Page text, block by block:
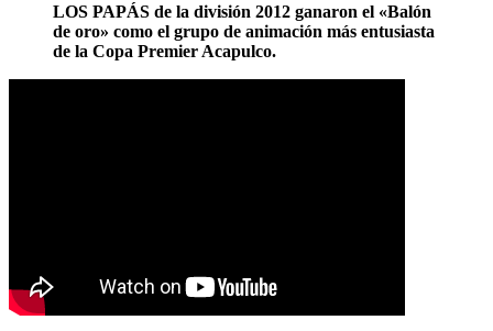
LOS PAPÁS de la división 2012 ganaron el «Balón
de oro» como el grupo de animación más entusiasta
de la Copa Premier Acapulco.